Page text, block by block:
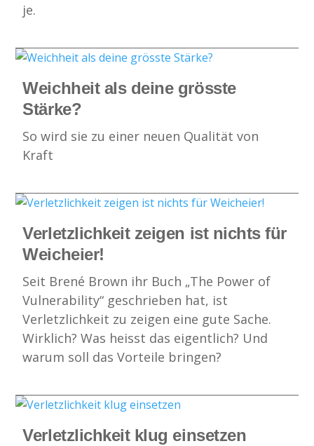
je.
Weichheit als deine grösste
Stärke?
So wird sie zu einer neuen Qualität von
Kraft
Verletzlichkeit zeigen ist nichts für
Weicheier!
Seit Brené Brown ihr Buch „The Power of
Vulnerability“ geschrieben hat, ist
Verletzlichkeit zu zeigen eine gute Sache.
Wirklich? Was heisst das eigentlich? Und
warum soll das Vorteile bringen?
Verletzlichkeit klug einsetzen